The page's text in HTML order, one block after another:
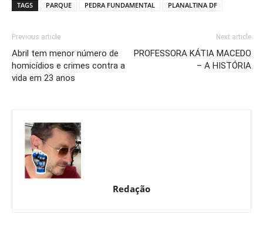
TAGS PARQUE PEDRA FUNDAMENTAL PLANALTINA DF
Previous article
Abril tem menor número de
homicídios e crimes contra a
vida em 23 anos
Next article
PROFESSORA KÁTIA MACEDO
– A HISTÓRIA
Redação